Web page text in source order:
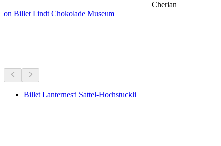
Cherian
on Billet Lindt Chokolade Museum
Billet Lanternesti Sattel-Hochstuckli